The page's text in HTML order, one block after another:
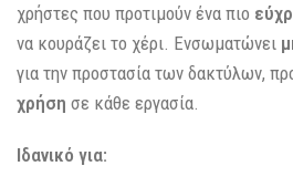
χρήστες που προτιμούν ένα πιο
να κουράζει το χέρι. Ενσωματώνει
για την προστασία των δακτύλων,
χρήση σε κάθε εργασία.
Ιδανικό για: